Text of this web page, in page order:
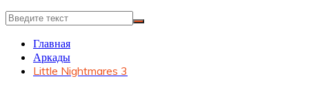
Главная
Аркады
Little Nightmares 3